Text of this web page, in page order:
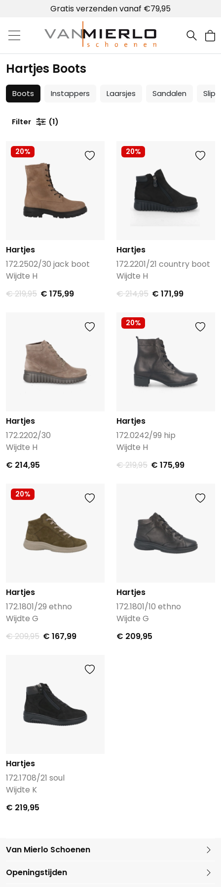
Gratis verzenden vanaf €79,95
Home | Van Mierlo schoenen
Hartjes Boots
Boots Instappers Laarsjes Sandalen
Filter 1
20%
Hartjes
172.2502/30 jack boot
Wijdte H
€ 219,95 € 175,99
20%
Hartjes
172.2201/21 country boot
Wijdte H
€ 214,95 € 171,99
Hartjes
172.2202/30
Wijdte H
€ 214,95
20%
Hartjes
172.0242/99 hip
Wijdte H
€ 219,95 € 175,99
20%
Hartjes
172.1801/29 ethno
Wijdte G
€ 209,95 € 167,99
Hartjes
172.1801/10 ethno
Wijdte G
€ 209,95
Hartjes
172.1708/21 soul
Wijdte K
€ 219,95
Van Mierlo Schoenen
Openingstijden